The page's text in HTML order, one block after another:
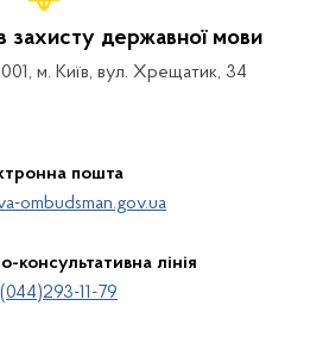
захисту державної мови
м. Київ, вул. Хрещатик, 34
пошта
ombudsman.gov.ua
консультативна лінія
11-79